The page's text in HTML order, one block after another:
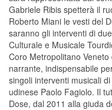
Gabriele Ribis spetterà il
Roberto Miani le vesti del
saranno gli interventi di
Culturale e Musicale
Coro Metropolitano
narrante, indispensabile
singoli interventi musicali
udinese Paolo Fagiolo. Il
Dose, dal 2011 alla giuda